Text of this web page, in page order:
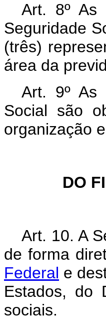
Art. 8º As
Seguridade
(três)
área da
Art. 9º As
Social são
organização
DO
Art. 10. A
de forma
Federal e
Estados, do
sociais.